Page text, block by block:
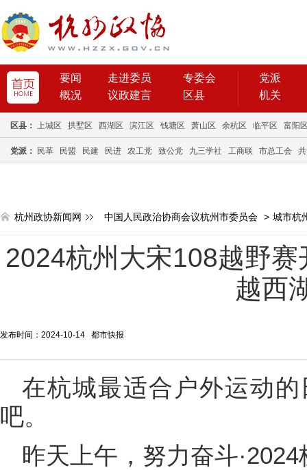
要闻 走进委员
专委会
概况
议政建言 区县
党派
机关
区县： 上城区 拱墅区 西湖区 滨江区 钱塘区 萧山区 余杭区 临平区 富阳
党派： 民革 民盟 民建 民进 农工党 致公党 九三学社 工商联 市总工会
杭州政协新闻网 中国人民政治协商会议杭州市委员会 > 城市杭
2024杭州大宋108越野赛
越西
发布时间：2024-10-14 都市快报
在杭城最适合户外运动
吧。
昨天上午，努力奋斗